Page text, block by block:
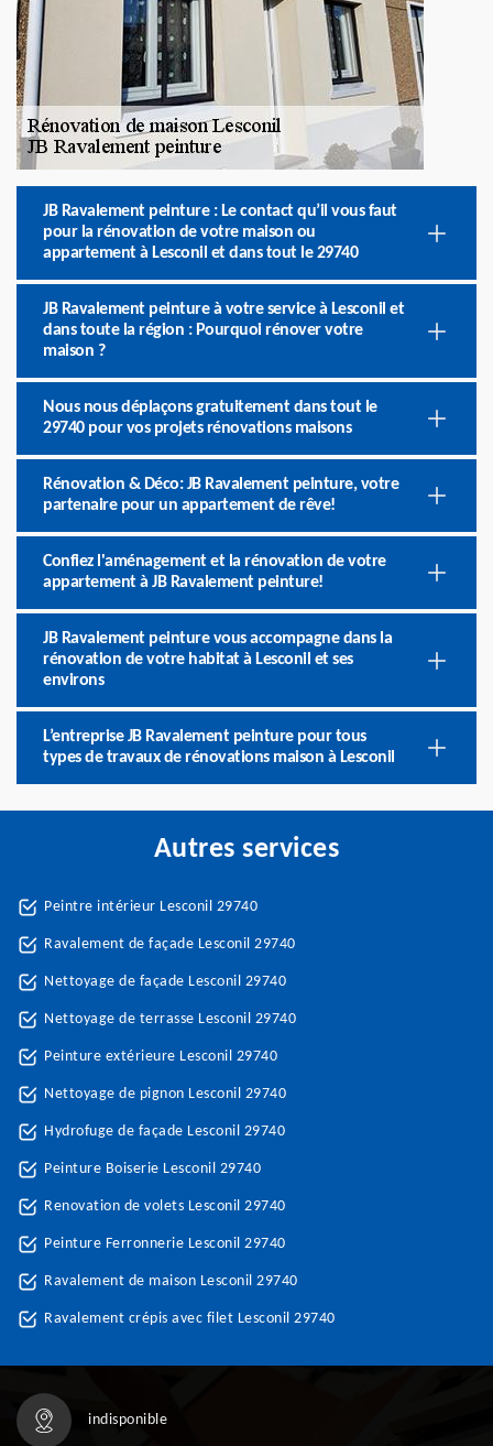
JB Ravalement peinture : Le contact qu’il vous faut
pour la rénovation de votre maison ou
appartement à Lesconil et dans tout le 29740
JB Ravalement peinture à votre service à Lesconil et
dans toute la région : Pourquoi rénover votre
maison ?
Nous nous déplaçons gratuitement dans tout le
29740 pour vos projets rénovations maisons
Rénovation & Déco: JB Ravalement peinture, votre
partenaire pour un appartement de rêve!
Confiez l'aménagement et la rénovation de votre
appartement à JB Ravalement peinture!
JB Ravalement peinture vous accompagne dans la
rénovation de votre habitat à Lesconil et ses
environs
L’entreprise JB Ravalement peinture pour tous
types de travaux de rénovations maison à Lesconil
Autres services
Peintre intérieur Lesconil 29740
Ravalement de façade Lesconil 29740
Nettoyage de façade Lesconil 29740
Nettoyage de terrasse Lesconil 29740
Peinture extérieure Lesconil 29740
Nettoyage de pignon Lesconil 29740
Hydrofuge de façade Lesconil 29740
Peinture Boiserie Lesconil 29740
Renovation de volets Lesconil 29740
Peinture Ferronnerie Lesconil 29740
Ravalement de maison Lesconil 29740
Ravalement crépis avec filet Lesconil 29740
indisponible